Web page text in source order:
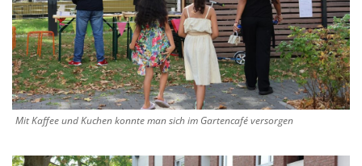
Mit Kaffee und Kuchen konnte man sich im Gartencafé versorgen